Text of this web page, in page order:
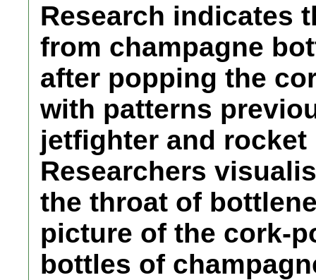
Research indicates
from champagne
after popping the
with patterns
jetfighter and
Researchers
the throat of
picture of the cork-
bottles of